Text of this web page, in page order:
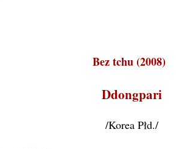
Bez tchu (2008)
Ddongpari
/Korea Płd./